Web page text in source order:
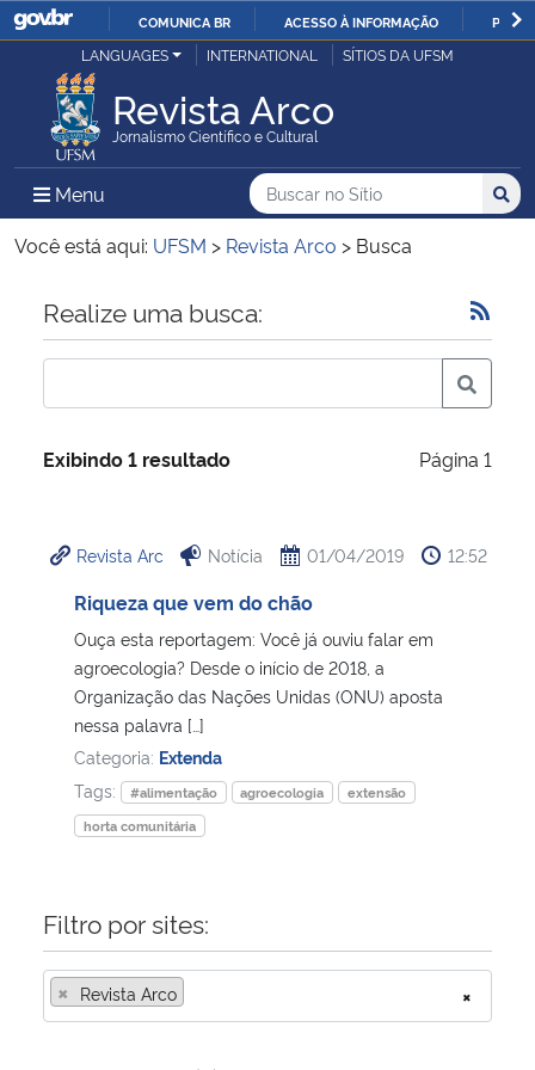
IR
O
COMUNICA BR ACESSO À INFORMAÇÃO
Ministério da Justiça e Segurança Pública
Ministério da Defesa
Ministério das Relações Exteriores
Ministério da Economia
Ministério da Infraestrutura
Ministério da Cidadania
Ministério da Saúde
Ministério de Minas e Energia
Ministério do Meio Ambiente
Ministério do Desenvolvimento Regional
Controladoria-Geral da União
LANGUAGES INTERNATIONAL SÍTIOS DA UFSM
Revista Arco
Jornalismo Científico e Cultural
Menu Menu Principal do Sítio
Busca
Buscar no no Sítio
Busca:
Você está aqui: UFSM > Revista Arco > Busca
Início do conteúdo
Realize uma busca:
Exibindo 1 resultado Página 1
Revista Arc Notícia 01/04/2019 12:52
Riqueza que vem do chão
Ouça esta reportagem: Você já ouviu falar em
agroecologia? Desde o início de 2018, a
Organização das Nações Unidas (ONU) aposta
nessa palavra […]
Categoria: Extenda
Tags:
#alimentação agroecologia
extensão
horta comunitária
Filtro por sites:
×
× Revista Arco